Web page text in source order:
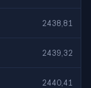
2438,81
2439,32
2440,41